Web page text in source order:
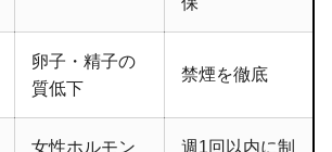
卵子・精子の
質低下
禁煙を徹底
女性ホルモン
週1回以内に制